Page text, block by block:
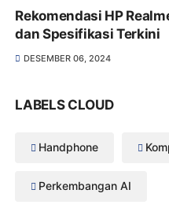
Rekomendasi HP
dan Spesifikasi Terkini
DESEMBER 06, 2024
LABELS CLOUD
Handphone
Perkembangan AI